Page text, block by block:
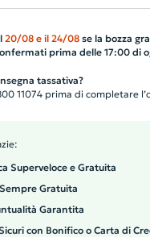
20/08 e il 24/08se la bozza
prima delle 17:00 di
tassativa?
11074 prima di completare
Superveloce e Gratuita
Gratuita
Garantita
con Bonifico o Carta di